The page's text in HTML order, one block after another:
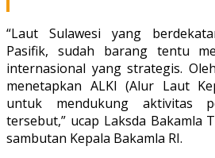
“Laut Sulawesi yang
Pasifik, sudah barang tentu
internasional yang strategis.
menetapkan ALKI (Alur Laut
untuk mendukung aktivitas
tersebut,” ucap Laksda Bakamla
sambutan Kepala Bakamla RI.